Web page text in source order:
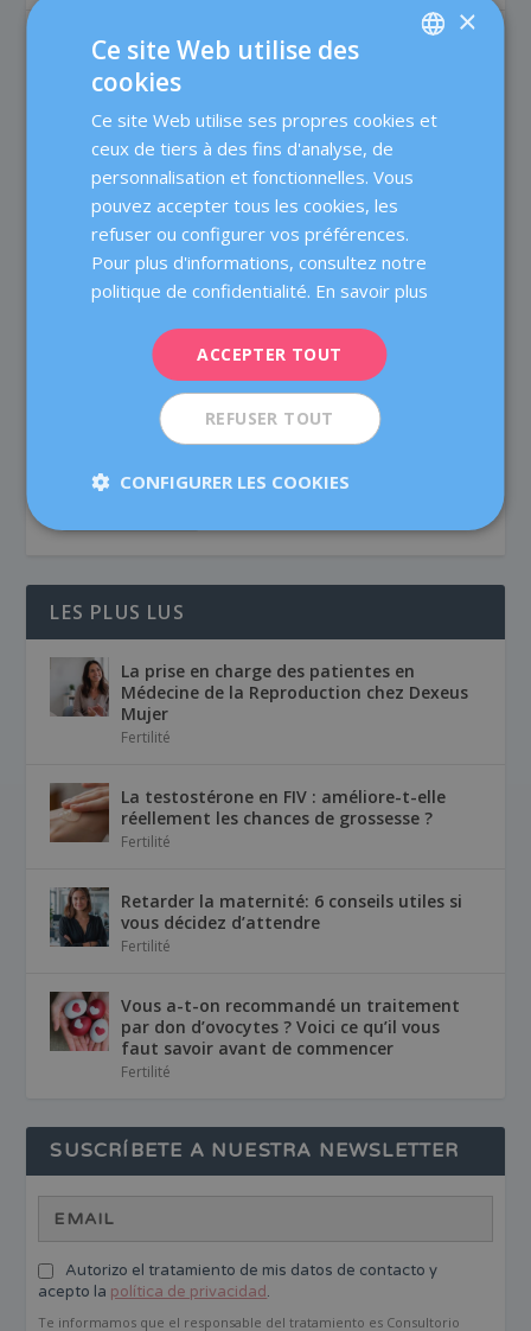
MAMAN À 40 ANS (OU PLUS) : CE QUE
VOUS DEVEZ SAVOIR
|
La maternité à partir de 40 ans, probabilités et risques
Pouvoir, vous pouvez. Cela dit, si vous...
LES PLUS LUS
La prise en charge des patientes en
Médecine de la Reproduction chez Dexeus
Mujer
Fertilité
La testostérone en FIV : améliore-t-elle
réellement les chances de grossesse ?
Fertilité
Retarder la maternité: 6 conseils utiles si
vous décidez d’attendre
Fertilité
Vous a-t-on recommandé un traitement
par don d’ovocytes ? Voici ce qu’il vous
faut savoir avant de commencer
Fertilité
SUSCRÍBETE A NUESTRA NEWSLETTER
Autorizo el tratamiento de mis datos de contacto y
acepto la política de privacidad.
Te informamos que el responsable del tratamiento es Consultorio
CATALÀ
DEUTSCH
ITALIANO
×
Ce site Web utilise des
cookies
Ce site Web utilise ses propres cookies et
ceux de tiers à des fins d'analyse, de
personnalisation et fonctionnelles. Vous
pouvez accepter tous les cookies, les
refuser ou configurer vos préférences.
Pour plus d'informations, consultez notre
politique de confidentialité. En savoir plus
ACCEPTER TOUT
REFUSER TOUT
CONFIGURER LES COOKIES